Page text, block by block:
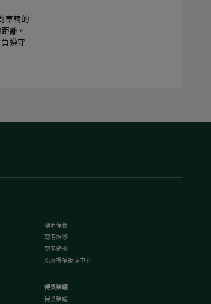
車輛的
離。
遵守
聰明保養
聰明維修
聰明健檢
原廠授權鈑噴中心
得獎榮耀
得獎榮耀